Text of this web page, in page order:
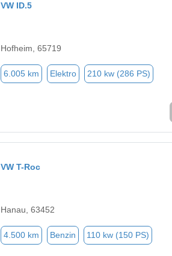
VW ID.5
Hofheim, 65719
6.005 km Elektro 210 kw (286 PS)
VW T-Roc
Hanau, 63452
4.500 km Benzin 110 kw (150 PS)